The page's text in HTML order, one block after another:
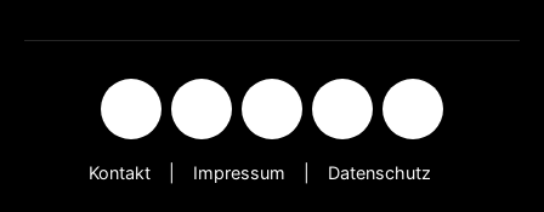
Kontakt Impressum Datenschutz